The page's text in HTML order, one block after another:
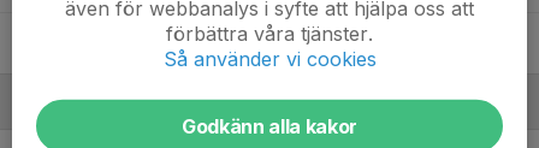
Ledare
även för webbanalys i syfte att hjälpa oss att
förbättra våra tjänster.
Så använder vi cookies
Godkänn alla kakor